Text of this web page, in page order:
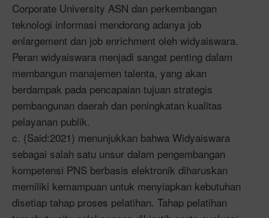
Corporate University ASN dan perkembangan
teknologi informasi mendorong adanya job
enlargement dan job enrichment oleh widyaiswara.
Peran widyaiswara menjadi sangat penting dalam
membangun manajemen talenta, yang akan
berdampak pada pencapaian tujuan strategis
pembangunan daerah dan peningkatan kualitas
pelayanan publik.
c. (Said:2021) menunjukkan bahwa Widyaiswara
sebagai salah satu unsur dalam pengembangan
kompetensi PNS berbasis elektronik diharuskan
memiliki kemampuan untuk menyiapkan kebutuhan
disetiap tahap proses pelatihan. Tahap pelatihan